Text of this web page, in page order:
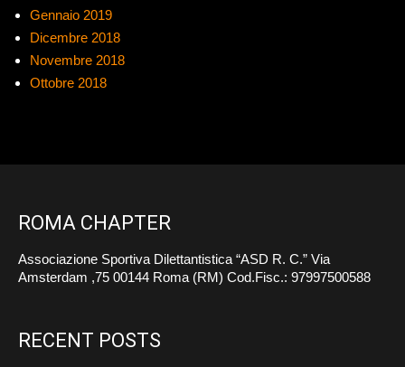
Gennaio 2019
Dicembre 2018
Novembre 2018
Ottobre 2018
ROMA CHAPTER
Associazione Sportiva Dilettantistica “ASD R. C.” Via
Amsterdam ,75 00144 Roma (RM) Cod.Fisc.: 97997500588
RECENT POSTS